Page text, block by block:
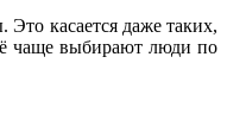
касается даже таких,
чаще выбирают люди по